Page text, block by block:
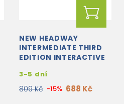
NEW HEADWAY
INTERMEDIATE THIRD
EDITION INTERACTIVE
3-5 dní
809 Kč -15% 688 Kč